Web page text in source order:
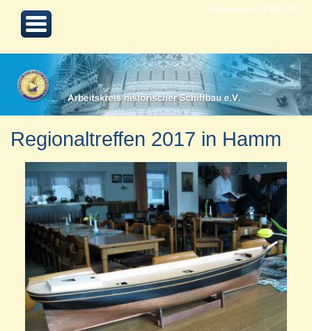
Aktualisiert 24.08.2022
Regionaltreffen 2017 in Hamm